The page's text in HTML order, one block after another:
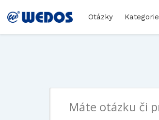
Otázky Kategorie